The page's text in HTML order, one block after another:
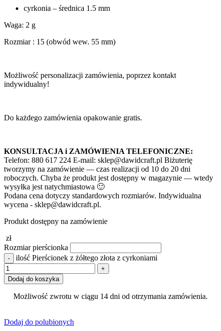
cyrkonia – średnica 1.5 mm
Waga: 2 g
Rozmiar : 15 (obwód wew. 55 mm)
Możliwość personalizacji zamówienia, poprzez kontakt
indywidualny!
Do każdego zamówienia opakowanie gratis.
KONSULTACJA i ZAMÓWIENIA TELEFONICZNE:
Telefon: 880 617 224 E-mail: sklep@dawidcraft.pl Biżuterię
tworzymy na zamówienie — czas realizacji od 10 do 20 dni
roboczych. Chyba że produkt jest dostępny w magazynie — wtedy
wysyłka jest natychmiastowa 🙂
Podana cena dotyczy standardowych rozmiarów. Indywidualna
wycena - sklep@dawidcraft.pl.
Produkt dostępny na zamówienie
zł
Rozmiar pierścionka
ilość Pierścionek z żółtego złota z cyrkoniami
Dodaj do koszyka
Możliwość zwrotu w ciągu 14 dni od otrzymania zamówienia.
Dodaj do polubionych